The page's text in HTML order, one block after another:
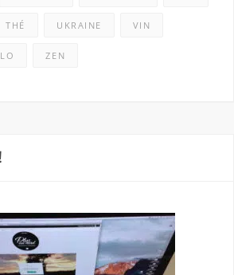
THÉ UKRAINE VIN
ZEN